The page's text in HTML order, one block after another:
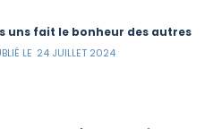
uns fait le bonheur des autres
24 JUILLET 2024